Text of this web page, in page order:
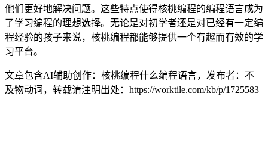
他们更好地解决问题。这些特点使得核桃编程的编程语言成为
了学习编程的理想选择。无论是对初学者还是对已经有一定编
程经验的孩子来说，核桃编程都能够提供一个有趣而有效的学
习平台。
文章包含AI辅助创作：核桃编程什么编程语言，发布者：不
及物动词，转载请注明出处： https://worktile.com/kb/p/1725583